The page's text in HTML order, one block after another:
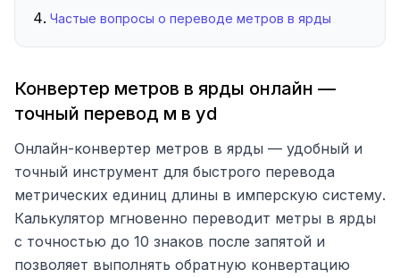
Частые вопросы о переводе метров в ярды
Конвертер метров в ярды онлайн —
точный перевод м в yd
Онлайн-конвертер метров в ярды — удобный и
точный инструмент для быстрого перевода
метрических единиц длины в имперскую систему.
Калькулятор мгновенно переводит метры в ярды
с точностью до 10 знаков после запятой и
позволяет выполнять обратную конвертацию